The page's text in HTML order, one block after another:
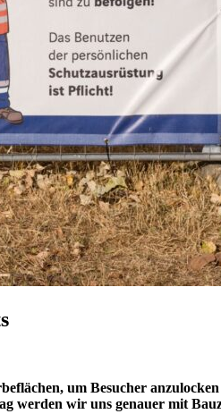
um Besucher
werden wir uns genauer mit